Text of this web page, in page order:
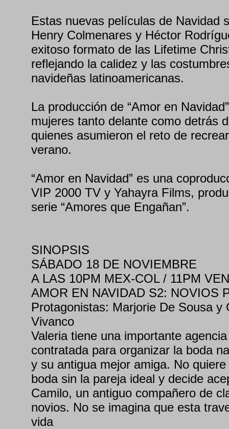
Estas nuevas películas de Navidad
Henry Colmenares y Héctor
exitoso formato de las Lifetime
reflejando la calidez y las
navideñas latinoamericanas.
La producción de “Amor en
mujeres tanto delante como detrás
quienes asumieron el reto de
verano.
“Amor en Navidad” es una
VIP 2000 TV y Yahayra Films,
serie “Amores que Engañan”.
SINOPSIS
SÁBADO 18 DE NOVIEMBRE
A LAS 10PM MEX-COL / 11PM
AMOR EN NAVIDAD S2: NOVIOS
Protagonistas: Marjorie De Sousa y
Vivanco
Valeria tiene una importante
contratada para organizar la boda
y su antigua mejor amiga. No
boda sin la pareja ideal y decide
Camilo, un antiguo compañero de
novios. No se imagina que esta
vida